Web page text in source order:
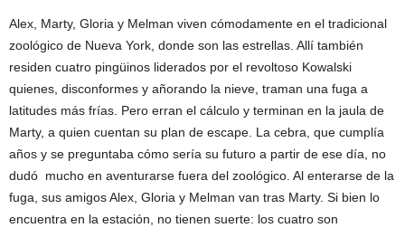
Alex, Marty, Gloria y Melman viven cómodamente en el tradicional
zoológico de Nueva York, donde son las estrellas. Allí también
residen cuatro pingüinos liderados por el revoltoso Kowalski
quienes, disconformes y añorando la nieve, traman una fuga a
latitudes más frías. Pero erran el cálculo y terminan en la jaula de
Marty, a quien cuentan su plan de escape. La cebra, que cumplía
años y se preguntaba cómo sería su futuro a partir de ese día, no
dudó mucho en aventurarse fuera del zoológico. Al enterarse de la
fuga, sus amigos Alex, Gloria y Melman van tras Marty. Si bien lo
encuentra en la estación, no tienen suerte: los cuatro son